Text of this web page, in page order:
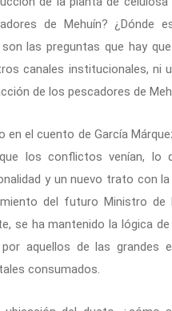
de Mehuín? ¿Dónde
las preguntas que hay
canales institucionales, ni
de los pescadores de
el cuento de García
los conflictos venían, lo
y un nuevo trato con la
del futuro Ministro de
se ha mantenido la lógica de
aquellos de las grandes
consumados.